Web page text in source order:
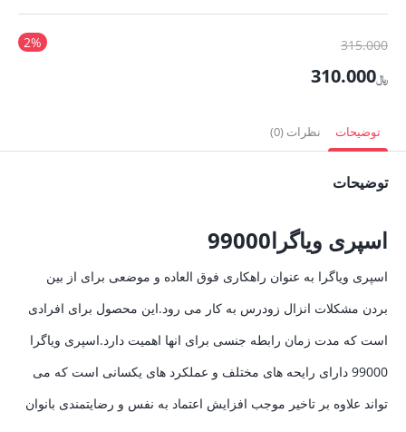
2% 315.000قیمت
اصلی
﷼310.000
فعلی
﷼310.000
است.
توضیحات نظرات (0)
توضیحات
اسپری ویاگرا99000
اسپری ویاگرا به عنوان راهکاری فوق العاده و موضعی برای از بین
بردن مشکلات انزال زودرس به کار می رود.این محصول برای افرادی
است که مدت زمان رابطه جنسی برای انها اهمیت دارد.اسپری ویاگرا
99000 دارای رایحه های مختلف و عملکرد های یکسانی است که می
تواند علاوه بر تاخیر موجب افزایش اعتماد به نفس و رضایتمندی بانوان